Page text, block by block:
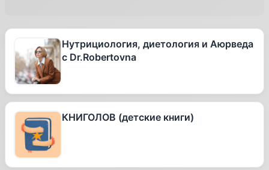
Нутрициология, диетология и Аюрведа
с Dr.Robertovna
КНИГОЛОВ (детские книги)